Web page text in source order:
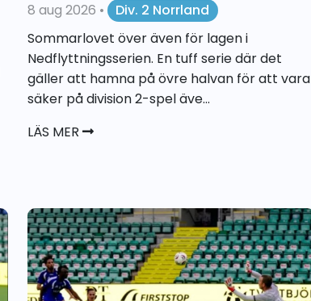
8 aug 2026 •
Div. 2 Norrland
Sommarlovet över även för lagen i
Nedflyttningsserien. En tuff serie där det
gäller att hamna på övre halvan för att vara
säker på division 2-spel äve...
LÄS MER